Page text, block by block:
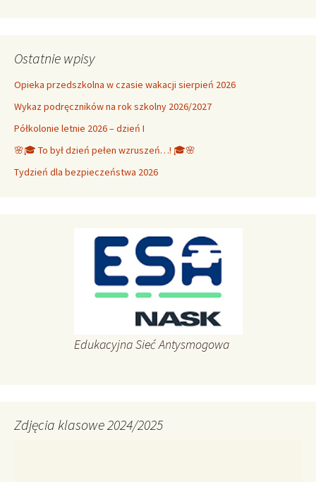
Ostatnie wpisy
Opieka przedszkolna w czasie wakacji sierpień 2026
Wykaz podręczników na rok szkolny 2026/2027
Półkolonie letnie 2026 – dzień I
🌸🎓 To był dzień pełen wzruszeń…! 🎓🌸
Tydzień dla bezpieczeństwa 2026
Edukacyjna Sieć Antysmogowa
Zdjęcia klasowe 2024/2025